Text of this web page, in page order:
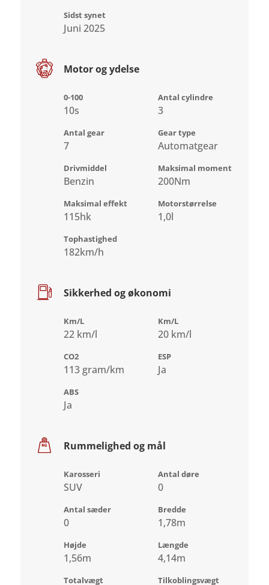
Sidst synet
Juni 2025
Motor og ydelse
0-100
10s
Antal cylindre
3
Antal gear
7
Gear type
Automatgear
Drivmiddel
Benzin
Maksimal moment
200Nm
Maksimal effekt
115hk
Motorstørrelse
1,0l
Tophastighed
182km/h
Sikkerhed og økonomi
Km/L
22 km/l
Km/L
20 km/l
CO2
113 gram/km
ESP
Ja
ABS
Ja
Rummelighed og mål
Karosseri
SUV
Antal døre
0
Antal sæder
0
Bredde
1,78m
Højde
1,56m
Længde
4,14m
Totalvægt
Tilkoblingsvægt